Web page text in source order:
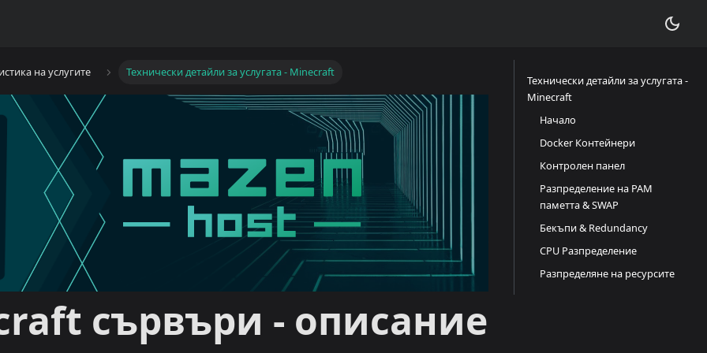
на услугите Технически детайли за услугата - Minecraft
сървъри - описание
Технически детайли за услугата -
Minecraft
Начало
Docker Контейнери
Контролен панел
Разпределение на РАМ
паметта & SWAP
Бекъпи & Redundancy
CPU Разпределение
Разпределяне на ресурсите